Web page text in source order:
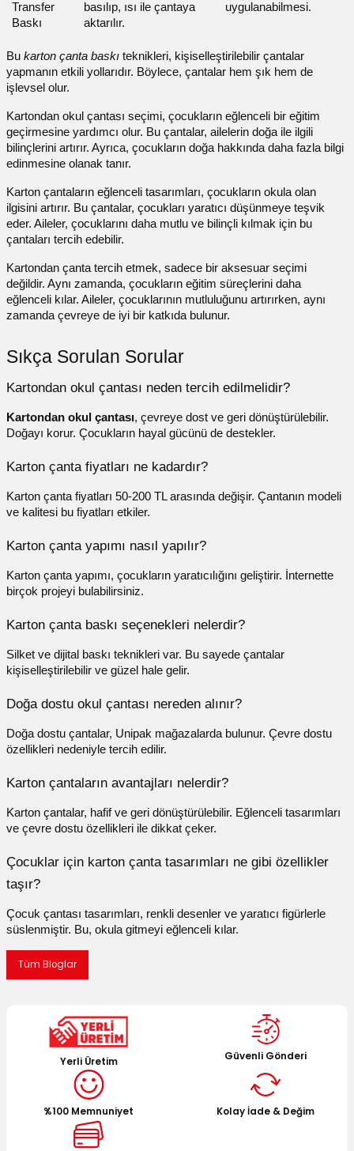
Transfer
Baskı
basılıp, ısı ile çantaya
aktarılır.
uygulanabilmesi.
Bu karton çanta baskı teknikleri, kişiselleştirilebilir çantalar
yapmanın etkili yollarıdır. Böylece, çantalar hem şık hem de
işlevsel olur.
Kartondan okul çantası seçimi, çocukların eğlenceli bir eğitim
geçirmesine yardımcı olur. Bu çantalar, ailelerin doğa ile ilgili
bilinçlerini artırır. Ayrıca, çocukların doğa hakkında daha fazla bilgi
edinmesine olanak tanır.
Karton çantaların eğlenceli tasarımları, çocukların okula olan
ilgisini artırır. Bu çantalar, çocukları yaratıcı düşünmeye teşvik
eder. Aileler, çocuklarını daha mutlu ve bilinçli kılmak için bu
çantaları tercih edebilir.
Kartondan çanta tercih etmek, sadece bir aksesuar seçimi
değildir. Aynı zamanda, çocukların eğitim süreçlerini daha
eğlenceli kılar. Aileler, çocuklarının mutluluğunu artırırken, aynı
zamanda çevreye de iyi bir katkıda bulunur.
Sıkça Sorulan Sorular
Kartondan okul çantası neden tercih edilmelidir?
Kartondan okul çantası, çevreye dost ve geri dönüştürülebilir.
Doğayı korur. Çocukların hayal gücünü de destekler.
Karton çanta fiyatları ne kadardır?
Karton çanta fiyatları 50-200 TL arasında değişir. Çantanın modeli
ve kalitesi bu fiyatları etkiler.
Karton çanta yapımı nasıl yapılır?
Karton çanta yapımı, çocukların yaratıcılığını geliştirir. İnternette
birçok projeyi bulabilirsiniz.
Karton çanta baskı seçenekleri nelerdir?
Silket ve dijital baskı teknikleri var. Bu sayede çantalar
kişiselleştirilebilir ve güzel hale gelir.
Doğa dostu okul çantası nereden alınır?
Doğa dostu çantalar, Unipak mağazalarda bulunur. Çevre dostu
özellikleri nedeniyle tercih edilir.
Karton çantaların avantajları nelerdir?
Karton çantalar, hafif ve geri dönüştürülebilir. Eğlenceli tasarımları
ve çevre dostu özellikleri ile dikkat çeker.
Çocuklar için karton çanta tasarımları ne gibi özellikler
taşır?
Çocuk çantası tasarımları, renkli desenler ve yaratıcı figürlerle
süslenmiştir. Bu, okula gitmeyi eğlenceli kılar.
Tüm Bloglar
Yerli Üretim Güvenli Gönderi
%100 Memnuniyet Kolay İade & Değim